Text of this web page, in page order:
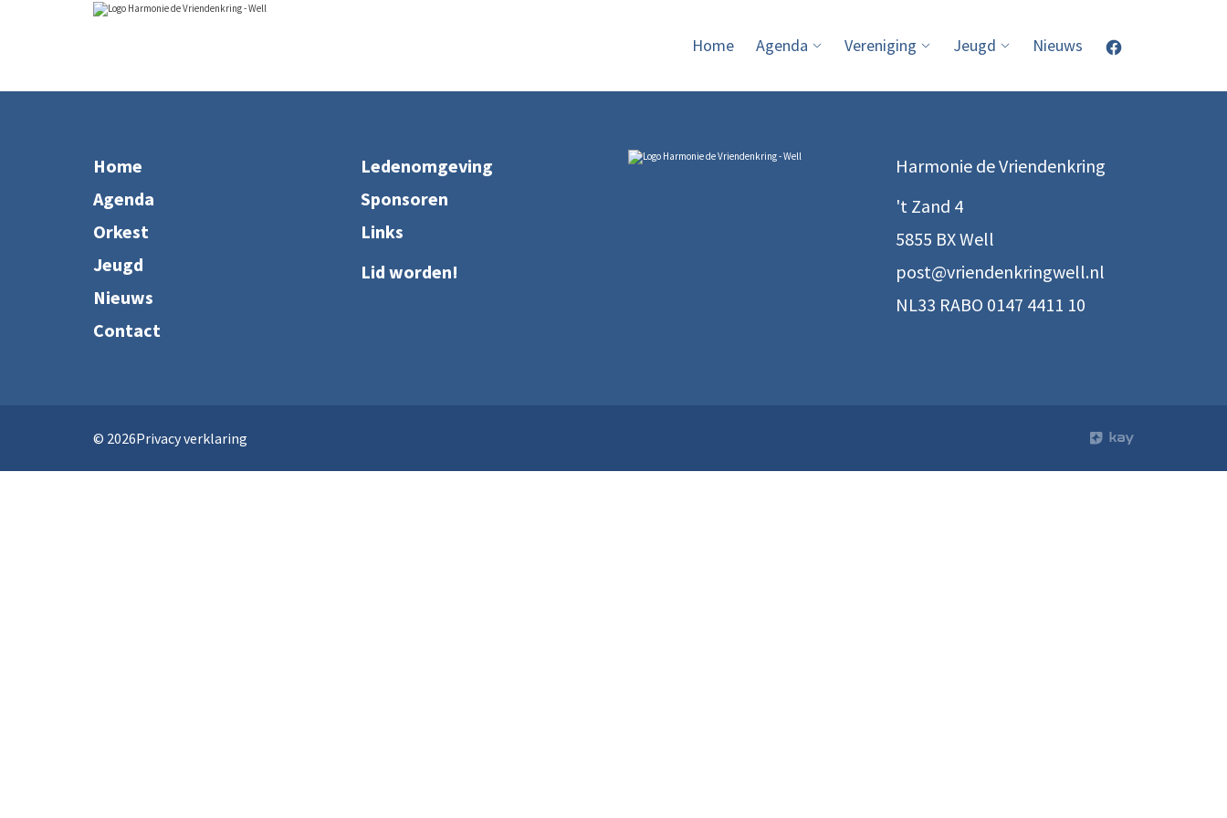
Home Agenda Vereniging Jeugd Nieuws
Home
Agenda
Orkest
Jeugd
Nieuws
Contact
Ledenomgeving
Sponsoren
Links
Lid worden!
Harmonie de Vriendenkring
't Zand 4
5855 BX Well
post@vriendenkringwell.nl
NL33 RABO 0147 4411 10
© 2026Privacy verklaring